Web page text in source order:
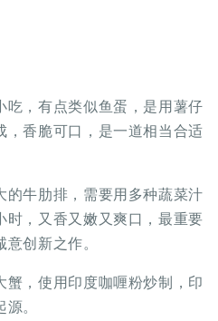
，有点类似鱼蛋，是用薯仔
香脆可口，是一道相当合适
牛肋排，需要用多种蔬菜汁
，又香又嫩又爽口，最重要
创新之作。
，使用印度咖喱粉炒制，印
。